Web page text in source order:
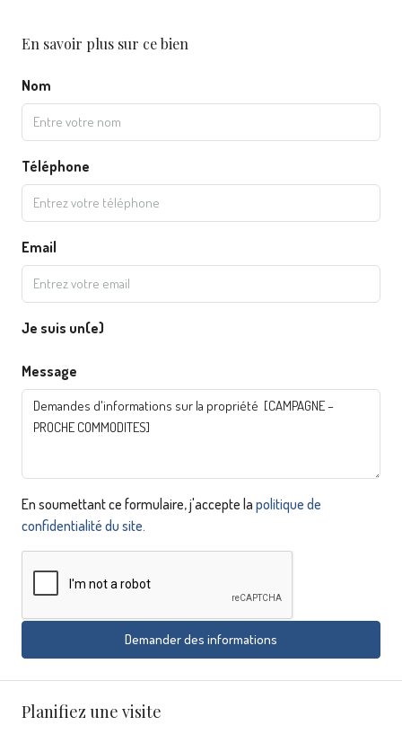
En savoir plus sur ce bien
Nom
Téléphone
Email
Je suis un(e)
Message
En soumettant ce formulaire, j'accepte la politique de
confidentialité du site.
Demander des informations
Planifiez une visite